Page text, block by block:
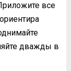
все
дважды в